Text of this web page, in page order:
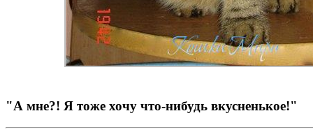
"А мне?! Я тоже хочу что-нибудь вкусненькое!"